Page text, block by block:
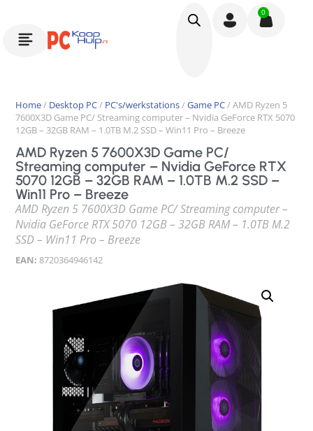
0
Home/ Desktop PC/ PC's/werkstations/Game PC/ AMD Ryzen 5
7600X3D Game PC/ Streaming computer – Nvidia GeForce RTX 5070
12GB – 32GB RAM – 1.0TB M.2 SSD – Win11 Pro – Breeze
AMD Ryzen 5 7600X3D Game PC/
Streaming computer – Nvidia GeForce RTX
5070 12GB – 32GB RAM – 1.0TB M.2 SSD –
Win11 Pro – Breeze
AMD Ryzen 5 7600X3D Game PC/ Streaming computer –
Nvidia GeForce RTX 5070 12GB – 32GB RAM – 1.0TB M.2
SSD – Win11 Pro – Breeze
EAN: 8720364946142